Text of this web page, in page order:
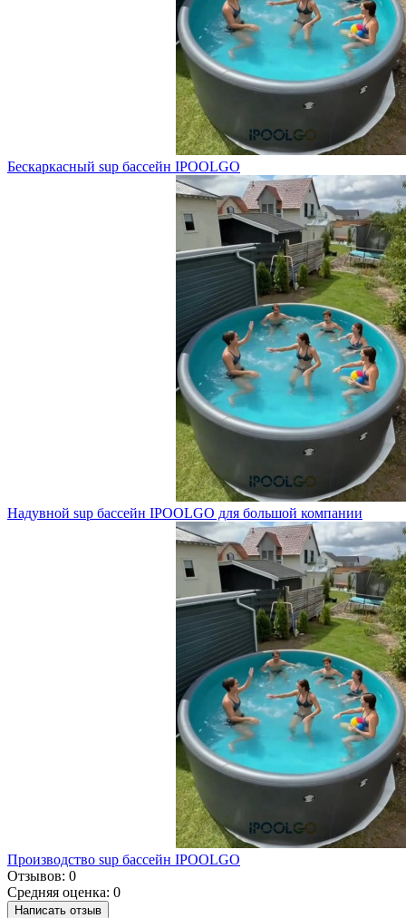
Бескаркасный sup бассейн IPOOLGO
Надувной sup бассейн IPOOLGO для большой компании
Производство sup бассейн IPOOLGO
Отзывов: 0
Средняя оценка: 0
Написать отзыв